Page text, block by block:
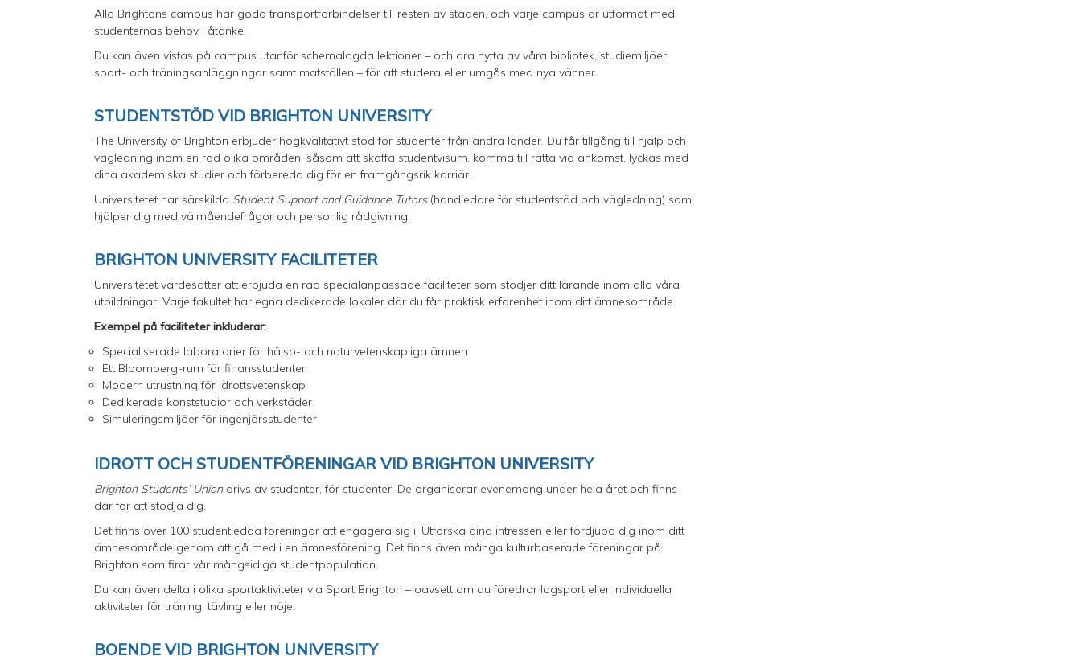
Alla Brightons campus har goda transportförbindelser till resten av staden, och varje campus är utformat med
studenternas behov i åtanke.
Du kan även vistas på campus utanför schemalagda lektioner – och dra nytta av våra bibliotek, studiemiljöer,
sport- och träningsanläggningar samt matställen – för att studera eller umgås med nya vänner.
STUDENTSTÖD VID BRIGHTON UNIVERSITY
The University of Brighton erbjuder högkvalitativt stöd för studenter från andra länder. Du får tillgång till hjälp och
vägledning inom en rad olika områden, såsom att skaffa studentvisum, komma till rätta vid ankomst, lyckas med
dina akademiska studier och förbereda dig för en framgångsrik karriär.
Universitetet har särskilda Student Support and Guidance Tutors(handledare för studentstöd och vägledning) som
hjälper dig med välmåendefrågor och personlig rådgivning.
BRIGHTON UNIVERSITY FACILITETER
Universitetet värdesätter att erbjuda en rad specialanpassade faciliteter som stödjer ditt lärande inom alla våra
utbildningar. Varje fakultet har egna dedikerade lokaler där du får praktisk erfarenhet inom ditt ämnesområde.
Exempel på faciliteter inkluderar:
Specialiserade laboratorier för hälso- och naturvetenskapliga ämnen
Ett Bloomberg-rum för finansstudenter
Modern utrustning för idrottsvetenskap
Dedikerade konststudior och verkstäder
Simuleringsmiljöer för ingenjörsstudenter
IDROTT OCH STUDENTFÖRENINGAR VID BRIGHTON UNIVERSITY
Brighton Students’ Uniondrivs av studenter, för studenter. De organiserar evenemang under hela året och finns
där för att stödja dig.
Det finns över 100 studentledda föreningar att engagera sig i. Utforska dina intressen eller fördjupa dig inom ditt
ämnesområde genom att gå med i en ämnesförening. Det finns även många kulturbaserade föreningar på
Brighton som firar vår mångsidiga studentpopulation.
Du kan även delta i olika sportaktiviteter via Sport Brighton – oavsett om du föredrar lagsport eller individuella
aktiviteter för träning, tävling eller nöje.
BOENDE VID BRIGHTON UNIVERSITY